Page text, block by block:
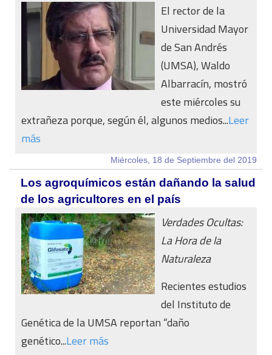
El rector de la
Universidad Mayor
de San Andrés
(UMSA), Waldo
Albarracín, mostró
este miércoles su
extrañeza porque, según él, algunos medios...Leer
más
Miércoles, 18 de Septiembre del 2019
Los agroquímicos están dañando la salud
de los agricultores en el país
Verdades Ocultas:
La Hora de la
Naturaleza
Recientes estudios
del Instituto de
Genética de la UMSA reportan “daño
genético...Leer más